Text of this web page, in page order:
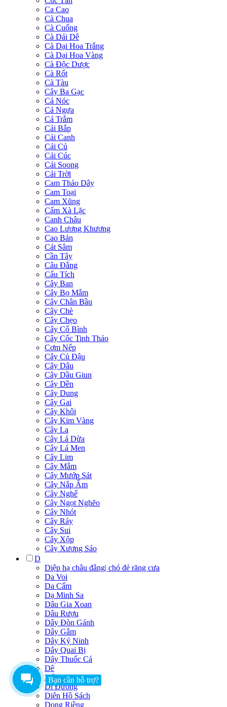
Ca Cao
Cà Chua
Cà Cuống
Cà Dái Dê
Cà Dại Hoa Trắng
Cà Dại Hoa Vàng
Cà Độc Dược
Cà Rốt
Cà Tàu
Cây Ba Gạc
Cá Nóc
Cá Ngựa
Cá Trắm
Cải Bắp
Cải Canh
Cải Củ
Cải Cúc
Cải Soong
Cải Trời
Cam Thảo Dây
Cam Toại
Cam Xũng
Cẩm Xà Lặc
Canh Châu
Cao Lương Khương
Cao Bản
Cát Sâm
Cần Tây
Câu Đằng
Cẩu Tích
Cây Ban
Cây Bọ Mắm
Cây Chân Bầu
Cây Chè
Cây Chẹo
Cây Cổ Bình
Cây Cốc Tinh Thảo
Cơm Nếp
Cây Củ Đậu
Cây Dâu
Cây Dầu Giun
Cây Dền
Cây Dung
Cây Gai
Cây Khôi
Cây Kim Vàng
Cây La
Cây Lá Dừa
Cây Lá Men
Cây Lim
Cây Mắm
Cây Mướp Sát
Cây Nắp Ấm
Cây Nghể
Cây Ngọt Nghẽo
Cây Nhót
Cây Ráy
Cây Sui
Cây Xộp
Cây Xương Sáo
D
Diệp hạ châu đắng| chó đẻ răng cưa
Da Voi
Da Cẩm
Dạ Minh Sa
Dâu Gia Xoan
Dâu Rượu
Dây Đòn Gánh
Dây Gắm
Dây Ký Ninh
Dây Quai Bị
Dây Thuốc Cá
Dê
Dế
Di Đường
Diên Hồ Sách
Dong Riềng
Bạn cần hỗ trợ?